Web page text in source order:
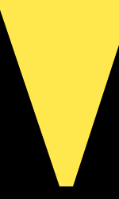
zu Branchennews,
alles auf einer